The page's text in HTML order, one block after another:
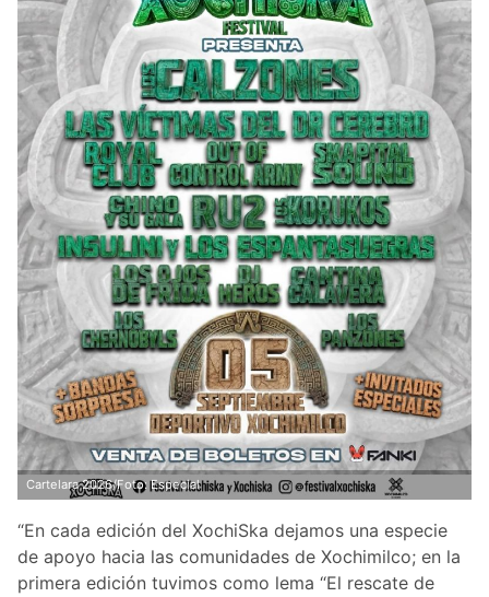
Cartelara 2026/Foto: Especial
“En cada edición del XochiSka dejamos una especie
de apoyo hacia las comunidades de Xochimilco; en la
primera edición tuvimos como lema “El rescate de